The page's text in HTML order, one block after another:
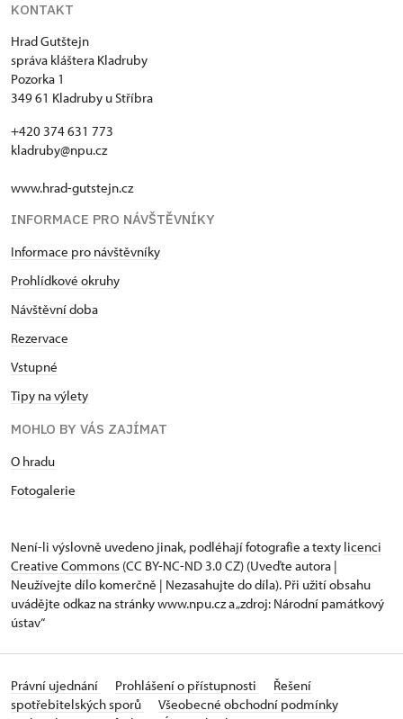
KONTAKT
Hrad Gutštejn
správa kláštera Kladruby
Pozorka 1
349 61 Kladruby u Stříbra
+420 374 631 773
kladruby@npu.cz
www.hrad-gutstejn.cz
INFORMACE PRO NÁVŠTĚVNÍKY
Informace pro návštěvníky
Prohlídkové okruhy
Návštěvní doba
Rezervace
Vstupné
Tipy na výlety
MOHLO BY VÁS ZAJÍMAT
O hradu
Fotogalerie
Není-li výslovně uvedeno jinak, podléhají fotografie a texty licenci
Creative Commons (CC BY-NC-ND 3.0 CZ) (Uveďte autora |
Neužívejte dílo komerčně | Nezasahujte do díla). Při užití obsahu
uvádějte odkaz na stránky www.npu.cz a „zdroj: Národní památkový
ústav“
Právní ujednání Prohlášení o přístupnosti
Řešení
spotřebitelských sporů
Všeobecné obchodní podmínky